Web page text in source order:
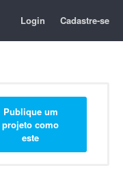
Login Cadastre-se
Publique um
projeto como
este